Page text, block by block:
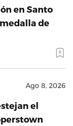
en Santo
de
Ago 8, 2026
el